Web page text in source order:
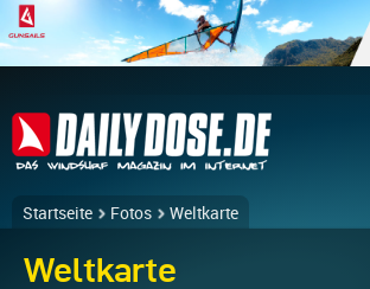
Startseite Fotos Weltkarte
Weltkarte